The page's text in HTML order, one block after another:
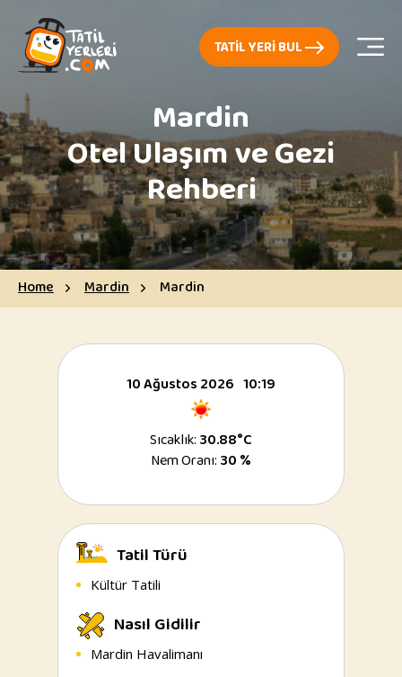
TATIL YERI BUL
Mardin
Otel Ulaşım ve Gezi
Rehberi
Home Mardin Mardin
Tatil Türü
Kültür Tatili
Nasıl Gidilir
Mardin Havalimanı
10 Ağustos 2026 10:19
Sıcaklık:30.88°C
Nem Oranı:30 %